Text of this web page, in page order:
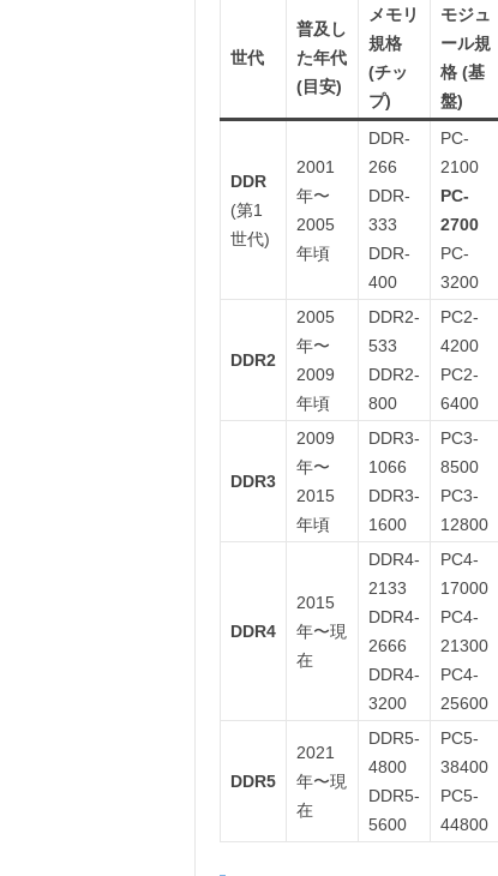
世代
普及し
た年代
(目安)
メモリ
規格
(チッ
プ)
モジュ
ール規
格 (基
盤)
DDR
(第1
世代)
2001
年〜
2005
年頃
DDR-
266
DDR-
333
DDR-
400
PC-
2100
PC-
2700
PC-
3200
DDR2
2005
年〜
2009
年頃
DDR2-
533
DDR2-
800
PC2-
4200
PC2-
6400
DDR3
2009
年〜
2015
年頃
DDR3-
1066
DDR3-
1600
PC3-
8500
PC3-
12800
DDR4
2015
年〜現
在
DDR4-
2133
DDR4-
2666
DDR4-
3200
PC4-
17000
PC4-
21300
PC4-
25600
DDR5
2021
年〜現
在
DDR5-
4800
DDR5-
5600
PC5-
38400
PC5-
44800